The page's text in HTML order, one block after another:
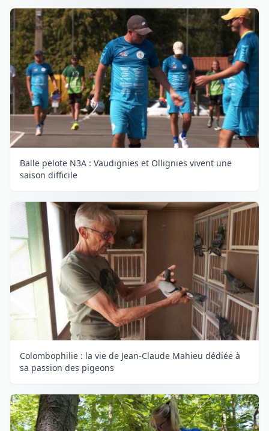
Balle pelote N3A : Vaudignies et Ollignies vivent une
saison difficile
Colombophilie : la vie de Jean-Claude Mahieu dédiée à
sa passion des pigeons